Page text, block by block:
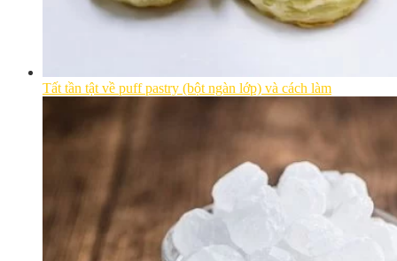
Tất tần tật về puff pastry (bột ngàn lớp) và cách làm